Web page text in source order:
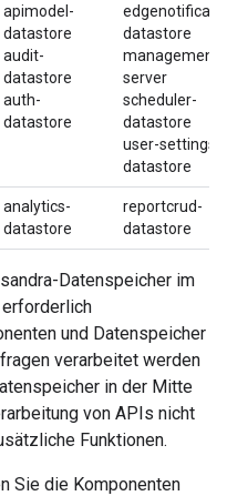
apimodel-
datastore
audit-
datastore
auth-
datastore
datastore
management-
server
scheduler-
datastore
user-settings-
datastore
analytics-
datastore
reportcrud-
datastore
Datenspeicher im
und Datenspeicher
verarbeitet werden
in der Mitte
von APIs nicht
Funktionen.
Sie die Komponenten